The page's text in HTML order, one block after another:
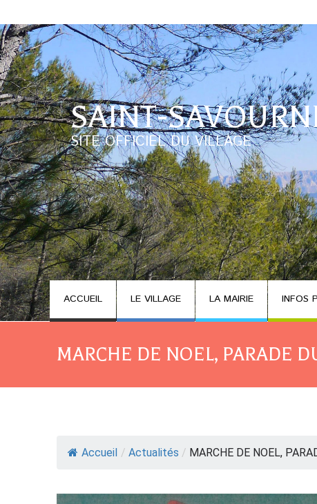
SAINT-
SITE OFFICIEL DU VILLAGE
ACCUEIL LE VILLAGE LA MAIRIE INFOS
MARCHE DE NOEL, PARADE
Accueil / Actualités / MARCHE DE NOEL,